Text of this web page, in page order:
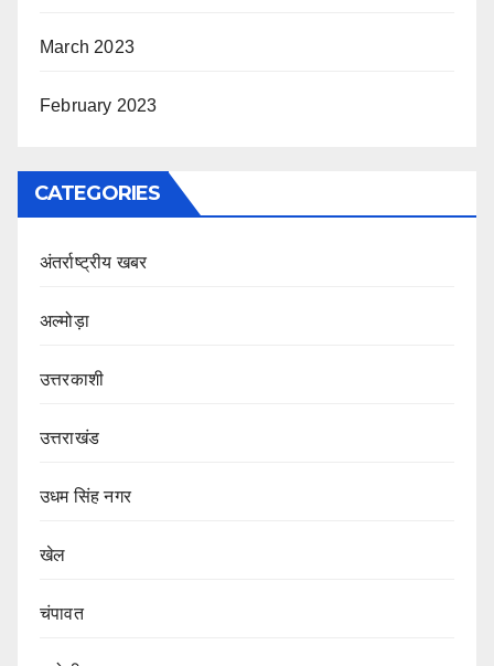
March 2023
February 2023
CATEGORIES
अंतर्राष्ट्रीय खबर
अल्मोड़ा
उत्तरकाशी
उत्तराखंड
उधम सिंह नगर
खेल
चंपावत